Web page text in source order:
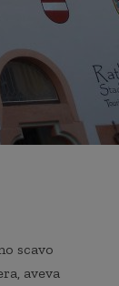
scavo
aveva